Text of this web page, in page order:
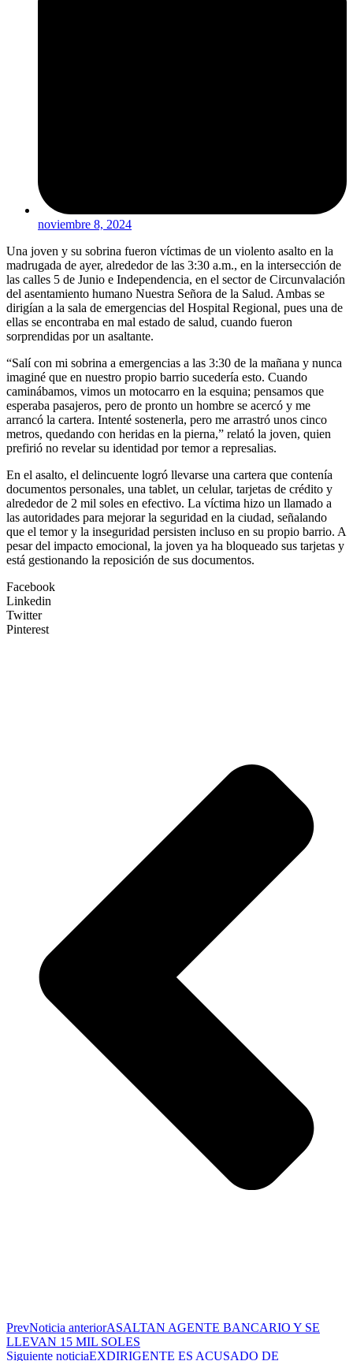
noviembre 8, 2024
Una joven y su sobrina fueron víctimas de un violento asalto en la
madrugada de ayer, alrededor de las 3:30 a.m., en la intersección de
las calles 5 de Junio e Independencia, en el sector de Circunvalación
del asentamiento humano Nuestra Señora de la Salud. Ambas se
dirigían a la sala de emergencias del Hospital Regional, pues una de
ellas se encontraba en mal estado de salud, cuando fueron
sorprendidas por un asaltante.
“Salí con mi sobrina a emergencias a las 3:30 de la mañana y nunca
imaginé que en nuestro propio barrio sucedería esto. Cuando
caminábamos, vimos un motocarro en la esquina; pensamos que
esperaba pasajeros, pero de pronto un hombre se acercó y me
arrancó la cartera. Intenté sostenerla, pero me arrastró unos cinco
metros, quedando con heridas en la pierna,” relató la joven, quien
prefirió no revelar su identidad por temor a represalias.
En el asalto, el delincuente logró llevarse una cartera que contenía
documentos personales, una tablet, un celular, tarjetas de crédito y
alrededor de 2 mil soles en efectivo. La víctima hizo un llamado a
las autoridades para mejorar la seguridad en la ciudad, señalando
que el temor y la inseguridad persisten incluso en su propio barrio. A
pesar del impacto emocional, la joven ya ha bloqueado sus tarjetas y
está gestionando la reposición de sus documentos.
Facebook
Linkedin
Twitter
Pinterest
PrevNoticia anteriorASALTAN AGENTE BANCARIO Y SE
LLEVAN 15 MIL SOLES
Siguiente noticiaEXDIRIGENTE ES ACUSADO DE